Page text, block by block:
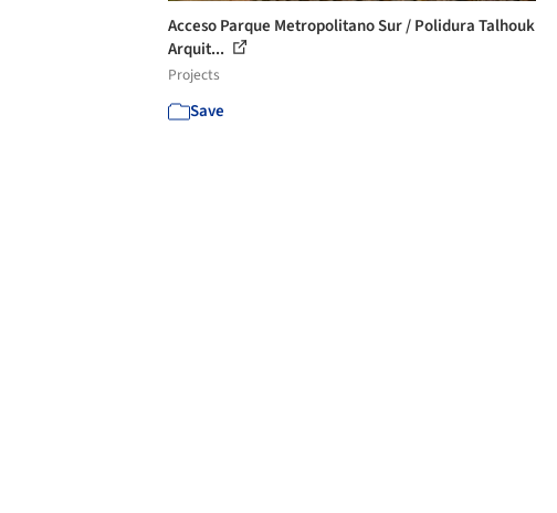
Acceso Parque Metropolitano Sur / Polidura Talhouk
Arquit...
Projects
Save